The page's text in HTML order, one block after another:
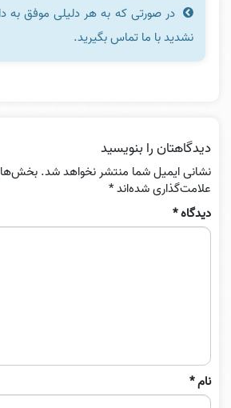
در صورتی که به هر دلیلی موفق به
نشدید با ما تماس بگیرید.
دیدگاهتان را بنویسید
نشانی ایمیل شما منتشر نخواهد شد.
علامت‌گذاری شده‌اند*
دیدگاه*
نام*